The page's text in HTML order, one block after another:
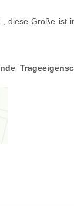
diese Größe ist